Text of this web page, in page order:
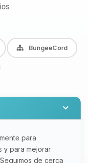
BungeeCord
para
y para mejorar
de cerca